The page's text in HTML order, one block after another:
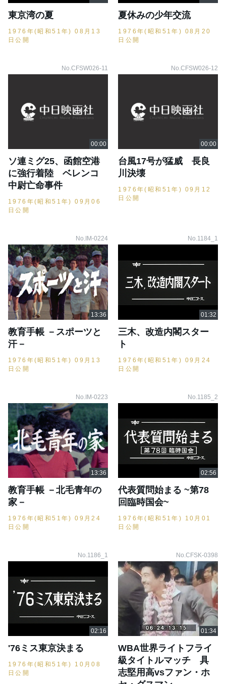
東京湾の夏
1976年(昭和51年) 08月13
日公開
夏休みの少年交流
1976年(昭和51年) 08月20
日公開
No.CFSW026-11
ソ連ミグ25、函館空港
に強行着陸 ベレンコ
中尉亡命事件
1976年(昭和51年) 09月06
日公開
No.CFSW026-12
台風17号が猛威 長良
川決壊
1976年(昭和51年) 09月12
日公開
No.IM-0224
教育手帳 －スポーツと
汗－
1976年(昭和51年) 09月13
日公開
No.1184_1
三木、改造内閣スター
ト
1976年(昭和51年) 09月24
日公開
No.IM-0223
教育手帳 －北毛青年の
家－
1976年(昭和51年) 09月24
日公開
No.1185_2
代表質問始まる ~第78
回臨時国会~
1976年(昭和51年) 10月01
日公開
No.1186_1
'76ミス東京決まる
1976年(昭和51年) 10月08
日公開
No.CFSK-0398
WBA世界ライトフライ
級タイトルマッチ 具
志堅用高vsファン・ホ